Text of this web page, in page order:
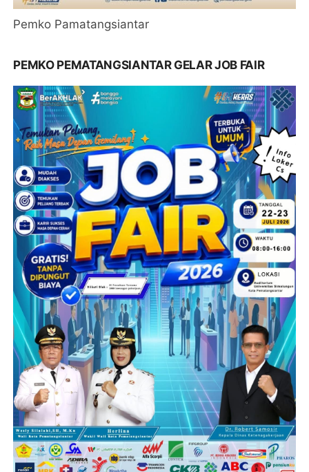
Pemko Pamatangsiantar
PEMKO PEMATANGSIANTAR GELAR JOB FAIR